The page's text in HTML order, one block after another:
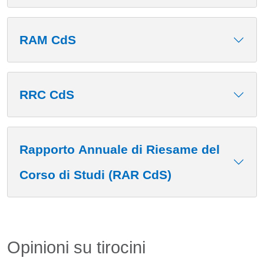
RAM CdS
RRC CdS
Rapporto Annuale di Riesame del
Corso di Studi (RAR CdS)
Titolo card wrapper
Opinioni su tirocini